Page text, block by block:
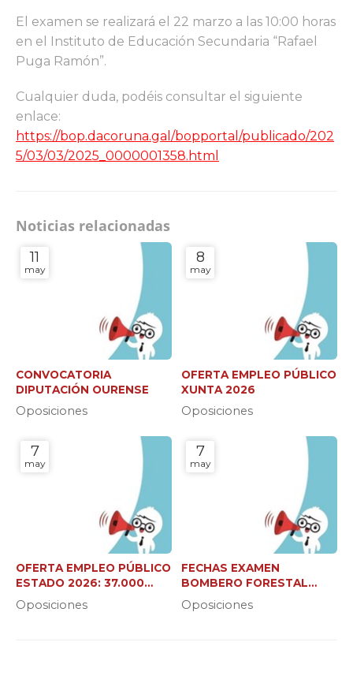
El examen se realizará el 22 marzo a las 10:00 horas
en el Instituto de Educación Secundaria “Rafael
Puga Ramón”.
Cualquier duda, podéis consultar el siguiente
enlace:
https://bop.dacoruna.gal/bopportal/publicado/202
5/03/03/2025_0000001358.html
Noticias relacionadas
11
may
CONVOCATORIA
DIPUTACIÓN OURENSE
Oposiciones
8
may
OFERTA EMPLEO PÚBLICO
XUNTA 2026
Oposiciones
7
may
OFERTA EMPLEO PÚBLICO
ESTADO 2026: 37.000
NUEVAS PLAZAS
Oposiciones
7
may
FECHAS EXAMEN
BOMBERO FORESTAL
XUNTA (C2 Y JEFE DE
BRIGADA)
Oposiciones